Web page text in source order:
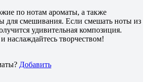
по нотам ароматы, а также
для смешивания. Если смешать ноты из
удивительная композиция.
наслаждайтесь творчеством!
Добавить